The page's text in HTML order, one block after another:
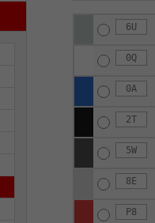
6U
0Q
0A
2T
5W
8E
P8